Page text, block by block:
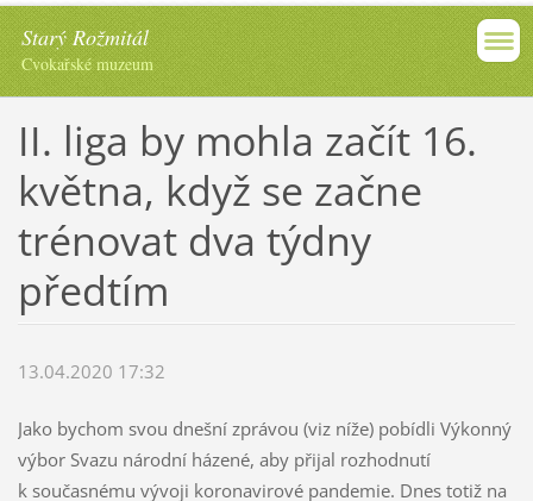
Starý Rožmitál
Cvokařské muzeum
II. liga by mohla začít 16.
května, když se začne
trénovat dva týdny
předtím
13.04.2020 17:32
Jako bychom svou dnešní zprávou (viz níže) pobídli Výkonný
výbor Svazu národní házené, aby přijal rozhodnutí
k současnému vývoji koronavirové pandemie. Dnes totiž na